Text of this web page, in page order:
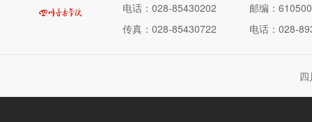
电话：028-85430202
传真：028-85430722
邮编：610500
电话：028-